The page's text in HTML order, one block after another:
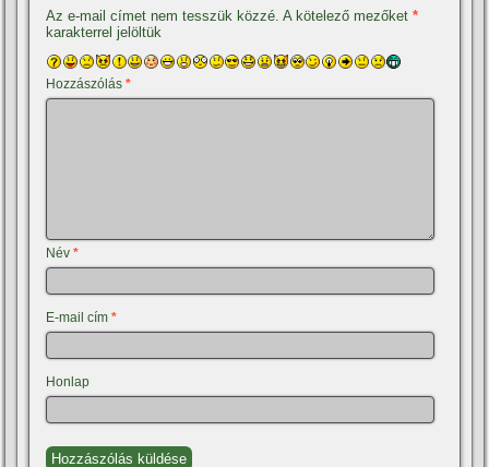
Az e-mail címet nem tesszük közzé. A kötelező mezőket*
karakterrel jelöltük
Hozzászólás*
Név*
E-mail cím*
Honlap